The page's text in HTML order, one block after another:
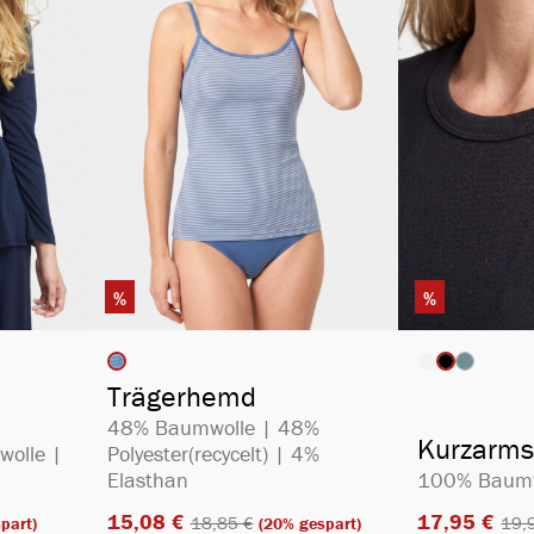
|
%
Artikelfarbe
Trägerhemd
48% Baumwolle | 48%
Polyester(recycelt) | 4%
Elasthan
15,08 €​ 18,85 €​(20% gespart)
%
(Diese
100%
17,95 €​